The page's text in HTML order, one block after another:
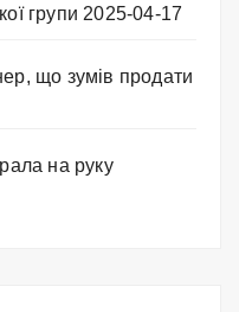
групи 2025-04-17
що зумів продати
на руку